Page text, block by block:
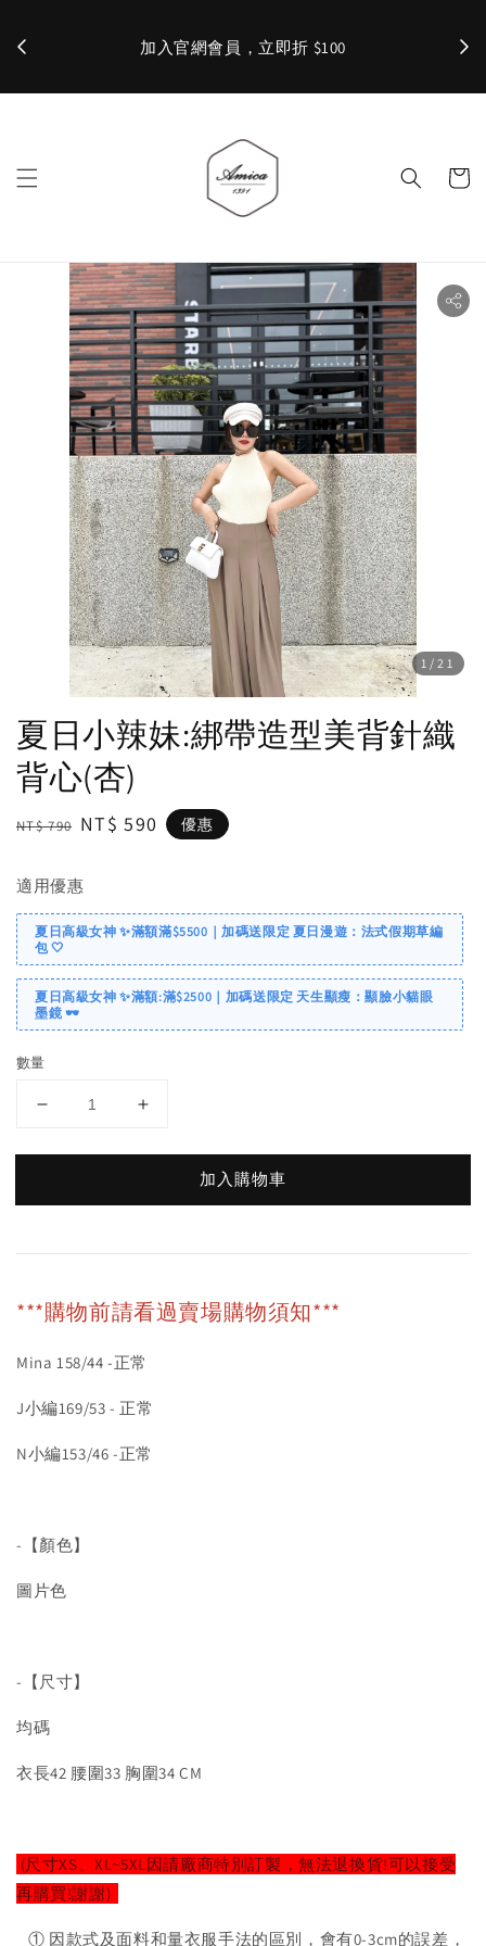
加入官網會員，立即折 $100 ✨
1 /21
夏日小辣妹:綁帶造型美背針織
背心(杏)
Regular
NT$ 790 Sale
NT$ 590 優惠
適用優惠
夏日高級女神 ✨滿額滿$5500｜加碼送限定 夏日漫遊：法式假期草編
包 🤍
夏日高級女神 ✨滿額:滿$2500｜加碼送限定 天生顯瘦：顯臉小貓眼
墨鏡 🕶️
數量
加入購物車
***購物前請看過賣場購物須知***
Mina 158/44 -正常
J小編169/53 - 正常
N小編153/46 -正常
-【顏色】
圖片色
-【尺寸】
均碼
衣長42 腰圍33 胸圍34 CM
(尺寸XS、XL~5XL因請廠商特別訂製，無法退換貨!可以接受
再購買!謝謝)
① 因款式及面料和量衣服手法的區別，會有0-3cm的誤差，